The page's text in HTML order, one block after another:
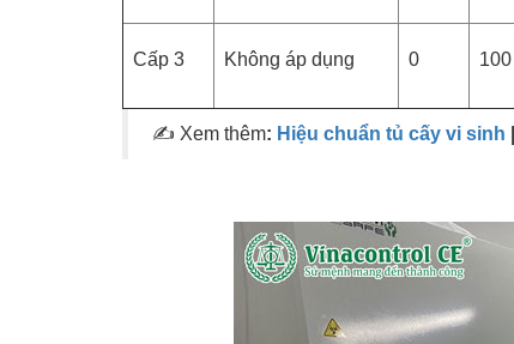
Cấp 3 Không áp dụng 0 100
✍ Xem thêm: Hiệu chuẩn tủ cấy vi sinh